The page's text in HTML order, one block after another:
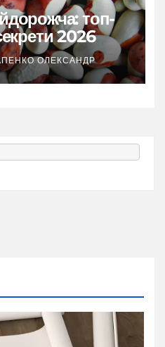
топ-
2026
ОЛЕКСАНДР